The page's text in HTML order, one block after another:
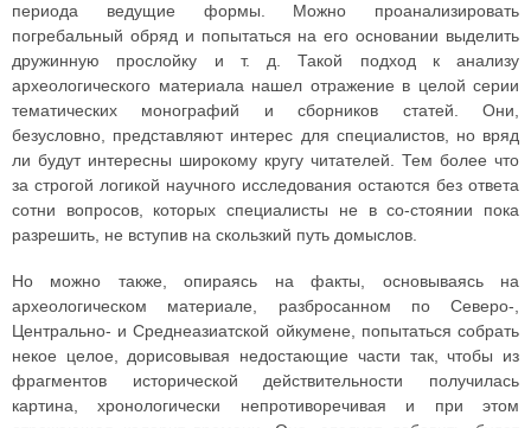
периода ведущие формы. Можно проанализировать
погребальный обряд и попытаться на его основании выделить
дружинную прослойку и т. д. Такой подход к анализу
археологического материала нашел отражение в целой серии
тематических монографий и сборников статей. Они,
безусловно, представляют интерес для специалистов, но вряд
ли будут интересны широкому кругу читателей. Тем более что
за строгой логикой научного исследования остаются без ответа
сотни вопросов, которых специалисты не в со-стоянии пока
разрешить, не вступив на скользкий путь домыслов.
Но можно также, опираясь на факты, основываясь на
археологическом материале, разбросанном по Северо-,
Центрально- и Среднеазиатской ойкумене, попытаться собрать
некое целое, дорисовывая недостающие части так, чтобы из
фрагментов исторической действительности получилась
картина, хронологически непротиворечивая и при этом